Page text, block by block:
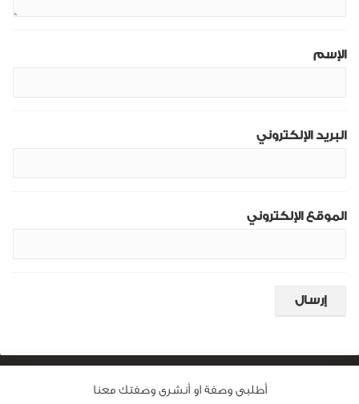
أطلبى وصفة او أنشرى وصفتك معنا
الإسم
البريد الإلكتروني
الموقع الإلكتروني